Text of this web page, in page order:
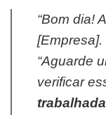
“Bom dia!
[Empresa].
“Aguarde
verificar
trabalhada